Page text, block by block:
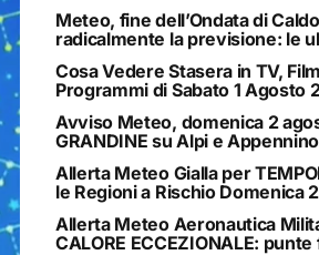
Meteo, fine dell’Ondata di
radicalmente la previsione: le
Cosa Vedere Stasera in TV,
Programmi di Sabato 1 Agosto
Avviso Meteo, domenica 2
GRANDINE su Alpi e
Allerta Meteo Gialla per
le Regioni a Rischio Domenica
Allerta Meteo Aeronautica
CALORE ECCEZIONALE: